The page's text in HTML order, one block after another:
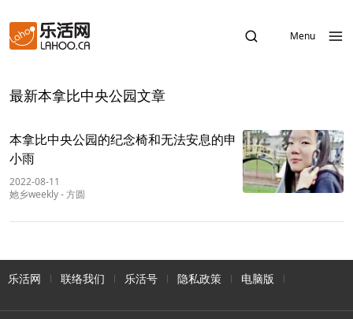
Menu
最新本拿比中央公园文章
本拿比中央公园的纪念椅和无法安息的申
小雨
2022-08-11
她乡weekly-方圆
乐活网 联络我们 乐活号 隐私政策 电脑版